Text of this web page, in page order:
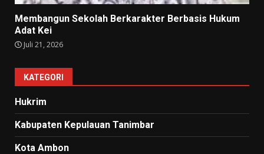
Membangun Sekolah Berkarakter Berbasis Hukum
Adat Kei
Juli 21, 2026
KATEGORI
Hukrim
Kabupaten Kepulauan Tanimbar
Kota Ambon